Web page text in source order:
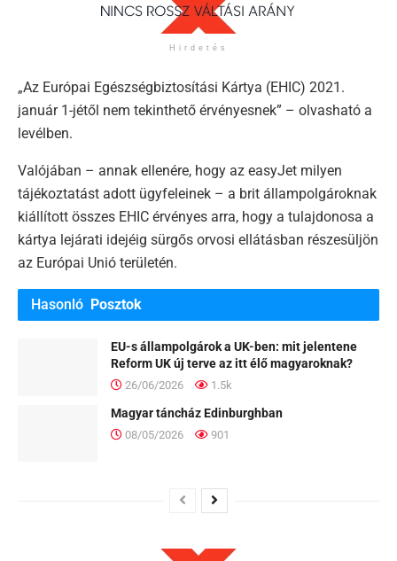
Hirdetés
„Az Európai Egészségbiztosítási Kártya (EHIC) 2021.
január 1-jétől nem tekinthető érvényesnek” – olvasható a
levélben.
Valójában – annak ellenére, hogy az easyJet milyen
tájékoztatást adott ügyfeleinek – a brit állampolgároknak
kiállított összes EHIC érvényes arra, hogy a tulajdonosa a
kártya lejárati idejéig sürgős orvosi ellátásban részesüljön
az Európai Unió területén.
Hasonló Posztok
EU-s állampolgárok a UK-ben: mit jelentene
Reform UK új terve az itt élő magyaroknak?
26/06/2026 1.5k
Magyar táncház Edinburghban
08/05/2026 901